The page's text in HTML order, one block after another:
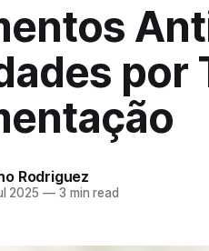
por
Rodriguez
2025 —3 min read